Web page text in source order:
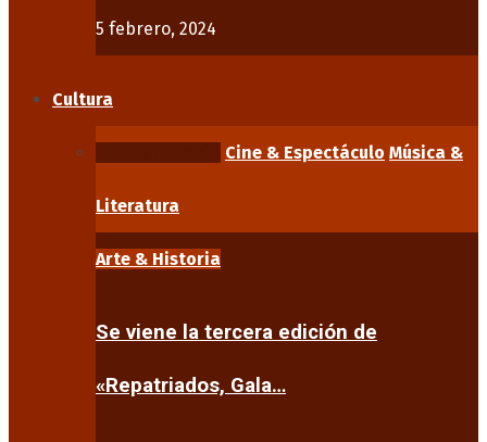
5 febrero, 2024
Cultura
Cine & Espectáculo Música &
Literatura
Arte & Historia
Se viene la tercera edición de
«Repatriados, Gala…